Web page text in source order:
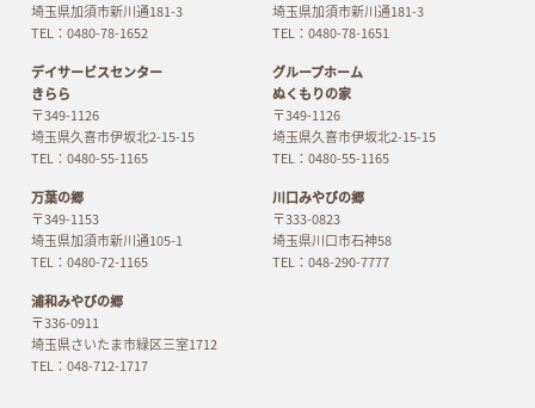
埼玉県加須市新川通181-3
TEL：0480-78-1652
埼玉県加須市新川通181-3
TEL：0480-78-1651
デイサービスセンター
きらら
〒349-1126
埼玉県久喜市伊坂北2-15-15
TEL：0480-55-1165
グループホーム
ぬくもりの家
〒349-1126
埼玉県久喜市伊坂北2-15-15
TEL：0480-55-1165
万葉の郷
〒349-1153
埼玉県加須市新川通105-1
TEL：0480-72-1165
川口みやびの郷
〒333-0823
埼玉県川口市石神58
TEL：048-290-7777
浦和みやびの郷
〒336-0911
埼玉県さいたま市緑区三室1712
TEL：048-712-1717